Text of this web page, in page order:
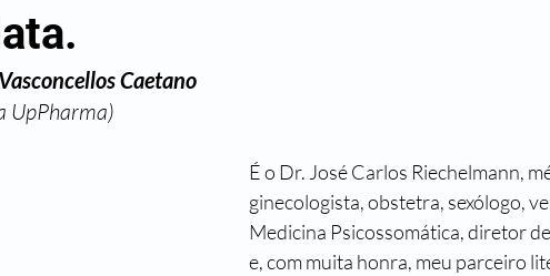
leitura grátis Histórias de Mulher
Orlando, santo amaro e a Guerra O
Um Castelo Além do Tempo Para Gostar de Ser
Caetano
UpPharma)
É o Dr. José Carlos Riechelmann,
ginecologista, obstetra, sexólogo,
Medicina Psicossomática, diretor
e, com muita honra, meu parceiro